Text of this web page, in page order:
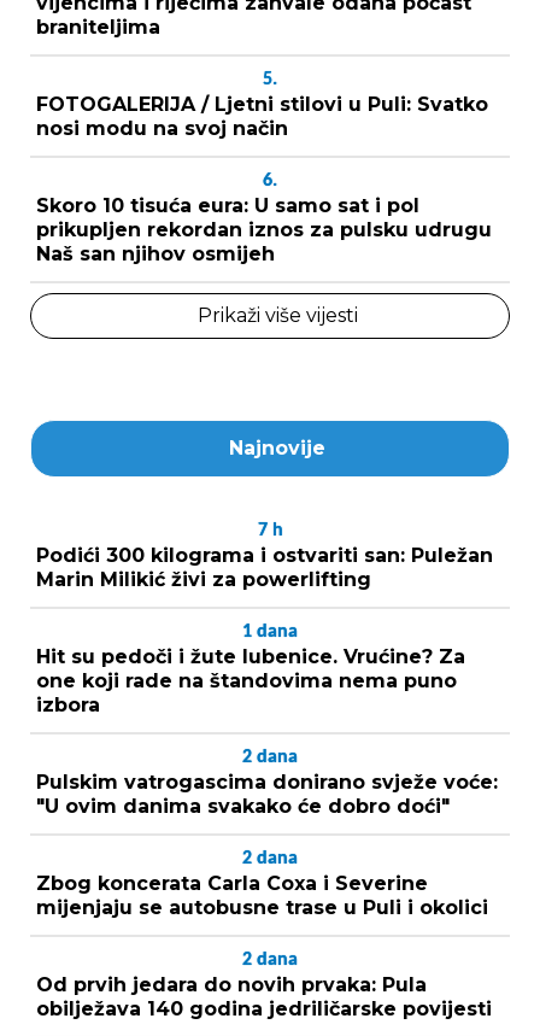
braniteljima
5.
FOTOGALERIJA / Ljetni stilovi u Puli: Svatko
nosi modu na svoj način
6.
Skoro 10 tisuća eura: U samo sat i pol
prikupljen rekordan iznos za pulsku udrugu
Naš san njihov osmijeh
Prikaži više vijesti
Najnovije
7 h
Podići 300 kilograma i ostvariti san: Puležan
Marin Milikić živi za powerlifting
1 dana
Hit su pedoči i žute lubenice. Vrućine? Za
one koji rade na štandovima nema puno
izbora
2 dana
Pulskim vatrogascima donirano svježe voće:
"U ovim danima svakako će dobro doći"
2 dana
Zbog koncerata Carla Coxa i Severine
mijenjaju se autobusne trase u Puli i okolici
2 dana
Od prvih jedara do novih prvaka: Pula
obilježava 140 godina jedriličarske povijesti